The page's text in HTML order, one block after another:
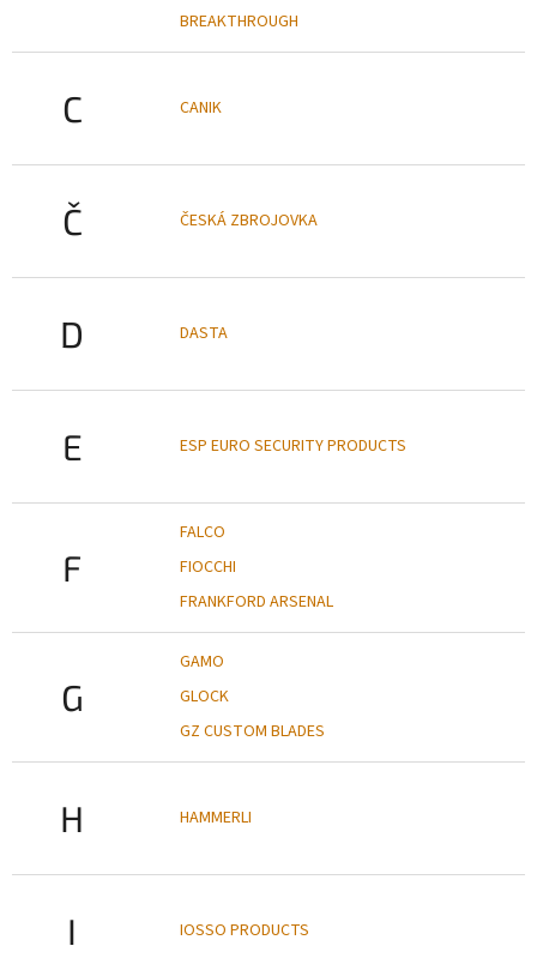
BREAKTHROUGH
C CANIK
Č ČESKÁ ZBROJOVKA
D DASTA
E ESP EURO SECURITY PRODUCTS
F
FALCO
FIOCCHI
FRANKFORD ARSENAL
G
GAMO
GLOCK
GZ CUSTOM BLADES
H HAMMERLI
I IOSSO PRODUCTS